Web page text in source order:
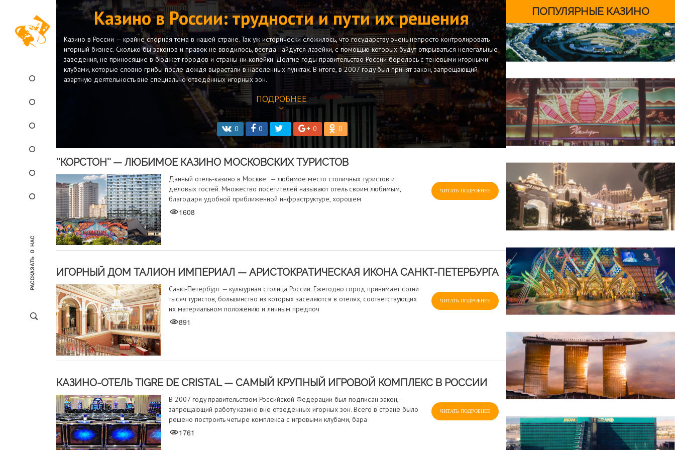
Казино в России: трудности и пути их решения
Казино в России — крайне спорная тема в нашей стране. Так уж исторически сложилось, что государству очень непросто контролировать
игорный бизнес. Сколько бы законов и правок не вводилось, всегда найдутся лазейки, с помощью которых будут открываться нелегальные
заведения, не приносящие в бюджет городов и страны ни копейки. Долгие годы правительство России боролось с теневыми игорными
клубами, которые словно грибы после дождя вырастали в населенных пунктах. В итоге, в 2007 году был принят закон, запрещающий
азартную деятельность вне специально отведенных игорных зон.
ПОДРОБНЕЕ
0 0 0 0
''КОРСТОН'' — ЛЮБИМОЕ КАЗИНО МОСКОВСКИХ ТУРИСТОВ
Данный отель-казино в Москве — любимое место столичных туристов и
деловых гостей. Множество посетителей называют отель своим любимым,
благодаря удобной приближенной инфраструктуре, хорошем
1608
ЧИТАТЬ ПОДРОБНЕЕ
ИГОРНЫЙ ДОМ ТАЛИОН ИМПЕРИАЛ — АРИСТОКРАТИЧЕСКАЯ ИКОНА САНКТ-ПЕТЕРБУРГА
Санкт-Петербург — культурная столица России. Ежегодно город принимает сотни
тысяч туристов, большинство из которых заселяются в отелях, соответствующих
их материальном положению и личным предпоч
891
ЧИТАТЬ ПОДРОБНЕЕ
КАЗИНО-ОТЕЛЬ TIGRE DE CRISTAL — САМЫЙ КРУПНЫЙ ИГРОВОЙ КОМПЛЕКС В РОССИИ
В 2007 году правительством Российской Федерации был подписан закон,
запрещающий работу казино вне отведенных игорных зон. Всего в стране было
решено построить четыре комплекса с игровыми клубами, бара
1761
ЧИТАТЬ ПОДРОБНЕЕ
ПОПУЛЯРНЫЕ КАЗИНО